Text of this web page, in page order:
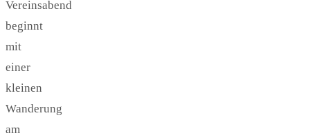
Vereinsabend
beginnt
mit
einer
kleinen
Wanderung
am